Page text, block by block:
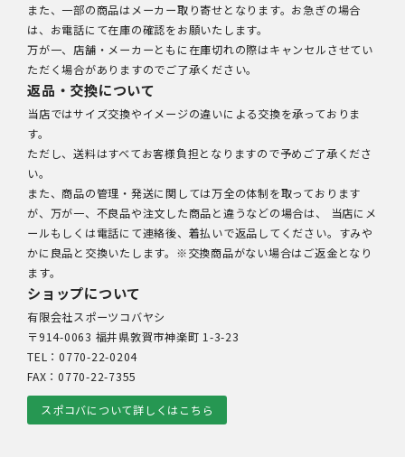
また、一部の商品はメーカー取り寄せとなります。お急ぎの場合
は、お電話にて在庫の確認をお願いたします。
万が一、店舗・メーカーともに在庫切れの際はキャンセルさせてい
ただく場合がありますのでご了承ください。
返品・交換について
当店ではサイズ交換やイメージの違いによる交換を承っておりま
す。
ただし、送料はすべてお客様負担となりますので予めご了承くださ
い。
また、商品の管理・発送に関しては万全の体制を取っております
が、万が一、不良品や注文した商品と違うなどの場合は、 当店にメ
ールもしくは電話にて連絡後、着払いで返品してください。すみや
かに良品と交換いたします。※交換商品がない場合はご返金となり
ます。
ショップについて
有限会社スポーツコバヤシ
〒914-0063 福井県敦賀市神楽町 1-3-23
TEL：0770-22-0204
FAX：0770-22-7355
スポコバについて詳しくはこちら